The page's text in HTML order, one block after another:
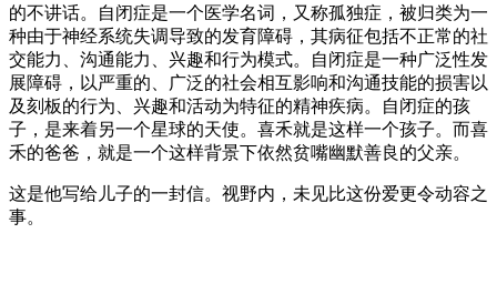
的不讲话。自闭症是一个医学名词，又称孤独症，被归类为一
种由于神经系统失调导致的发育障碍，其病征包括不正常的社
交能力、沟通能力、兴趣和行为模式。自闭症是一种广泛性发
展障碍，以严重的、广泛的社会相互影响和沟通技能的损害以
及刻板的行为、兴趣和活动为特征的精神疾病。自闭症的孩
子，是来着另一个星球的天使。喜禾就是这样一个孩子。而喜
禾的爸爸，就是一个这样背景下依然贫嘴幽默善良的父亲。
这是他写给儿子的一封信。视野内，未见比这份爱更令动容之
事。